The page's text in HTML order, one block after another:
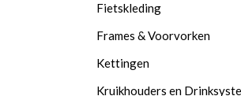
Fietskleding
Frames & Voorvorken
Kettingen
Kruikhouders en